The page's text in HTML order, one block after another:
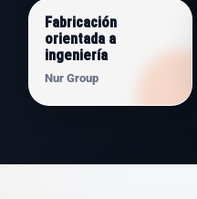
Fabricación
orientada a
ingeniería
Nur Group